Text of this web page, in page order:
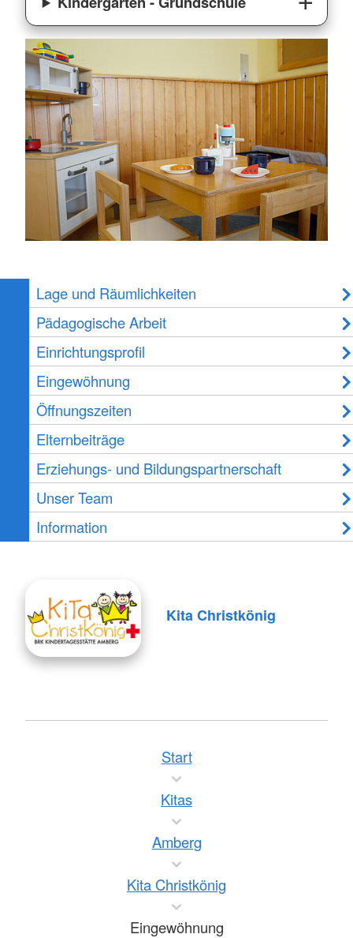
Lage und Räumlichkeiten
Pädagogische Arbeit
Einrichtungsprofil
Eingewöhnung
Öffnungszeiten
Elternbeiträge
Erziehungs- und Bildungspartnerschaft
Unser Team
Information
Kita Christkönig
Start
Kitas
Amberg
Kita Christkönig
Eingewöhnung